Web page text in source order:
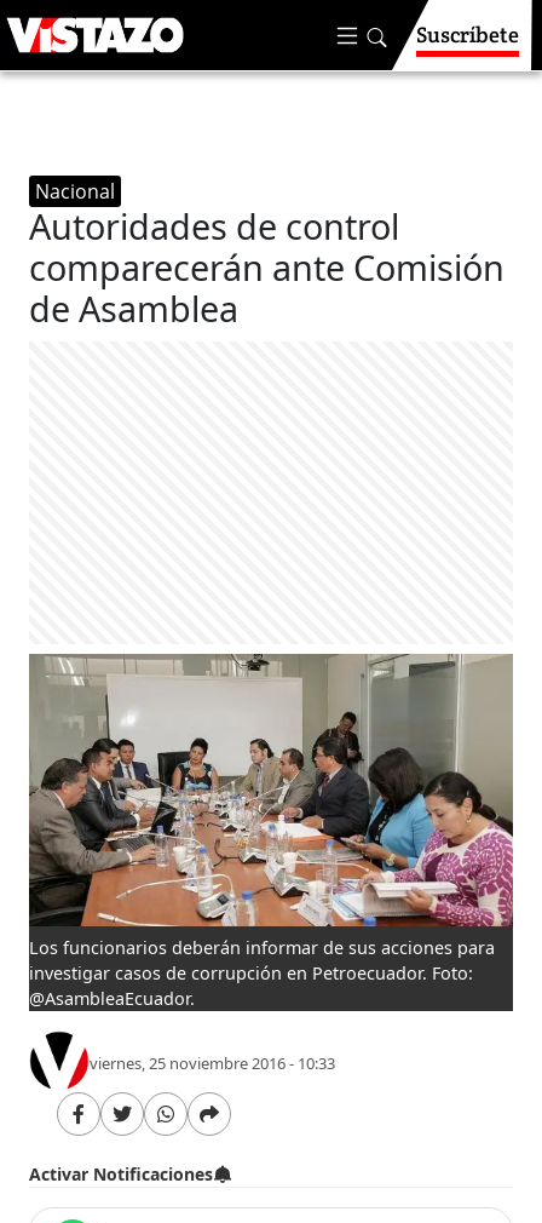
Suscríbete
Nacional
Autoridades de control
comparecerán ante Comisión
de Asamblea
Los funcionarios deberán informar de sus acciones para
investigar casos de corrupción en Petroecuador. Foto:
@AsambleaEcuador.
viernes, 25 noviembre 2016 - 10:33
Activar Notificaciones